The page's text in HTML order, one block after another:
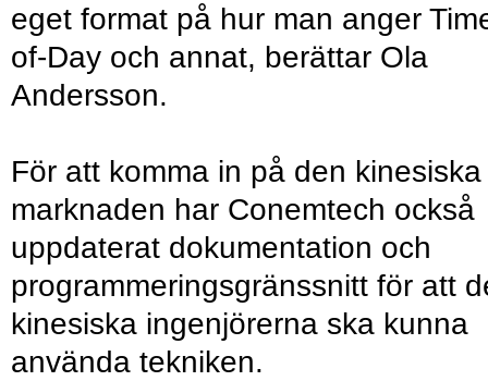
eget format på hur man anger
of-Day och annat, berättar Ola
Andersson.
För att komma in på den kinesiska
marknaden har Conemtech också
uppdaterat dokumentation och
programmeringsgränssnitt för att
kinesiska ingenjörerna ska kunna
använda tekniken.